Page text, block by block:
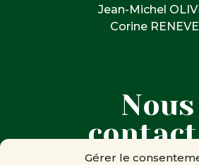
Gérer le
Jean-Michel
Corine
Nous